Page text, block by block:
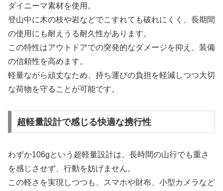
ダイニーマ素材を使用。
登山中に木の枝や岩などでこすれても破れにくく、長期間
の使用にも耐えうる耐久性があります。
この特性はアウトドアでの突発的なダメージを抑え、装備
の信頼性を高めます。
軽量ながら頑丈なため、持ち運びの負担を軽減しつつ大切
な荷物を守ることが可能です。
超軽量設計で感じる快適な携行性
わずか106gという超軽量設計は、長時間の山行でも重さ
を感じさせず、行動を妨げません。
この軽さを実現しつつも、スマホや財布、小型カメラなど